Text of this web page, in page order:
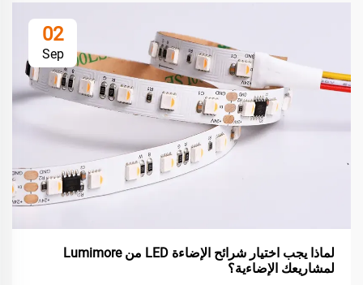
02
Sep
لماذا يجب اختيار شرائح الإضاءة LED من Lumimore
لمشاريعك الإضاءية؟